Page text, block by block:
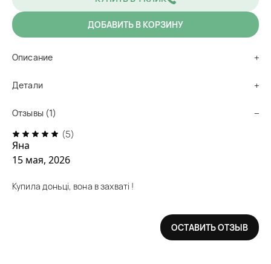
ДОБАВИТЬ В КОРЗИНУ
Описание
Детали
Отзывы (1)
(5)
Яна
15 мая, 2026
Купила доньці, вона в захваті !
ОСТАВИТЬ ОТЗЫВ